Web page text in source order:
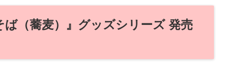
（蕎麦）』グッズシリーズ 発売